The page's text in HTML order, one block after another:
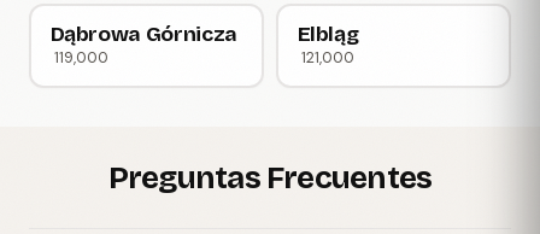
Dąbrowa Górnicza
119,000
Elbląg
121,000
Preguntas Frecuentes